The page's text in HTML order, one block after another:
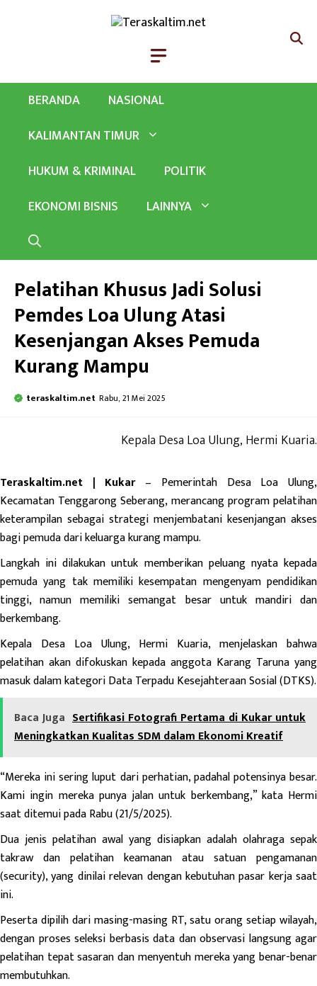
BERANDA
NASIONAL
KALIMANTAN TIMUR
HUKUM & KRIMINAL
POLITIK
EKONOMI BISNIS
LAINNYA
Pelatihan Khusus Jadi Solusi
Pemdes Loa Ulung Atasi
Kesenjangan Akses Pemuda
Kurang Mampu
teraskaltim.net Rabu, 21 Mei 2025
Kepala Desa Loa Ulung, Hermi Kuaria.
Teraskaltim.net | Kukar – Pemerintah Desa Loa Ulung,
Kecamatan Tenggarong Seberang, merancang program pelatihan
keterampilan sebagai strategi menjembatani kesenjangan akses
bagi pemuda dari keluarga kurang mampu.
Langkah ini dilakukan untuk memberikan peluang nyata kepada
pemuda yang tak memiliki kesempatan mengenyam pendidikan
tinggi, namun memiliki semangat besar untuk mandiri dan
berkembang.
Kepala Desa Loa Ulung, Hermi Kuaria, menjelaskan bahwa
pelatihan akan difokuskan kepada anggota Karang Taruna yang
masuk dalam kategori Data Terpadu Kesejahteraan Sosial (DTKS).
Baca Juga Sertifikasi Fotografi Pertama di Kukar untuk
Meningkatkan Kualitas SDM dalam Ekonomi Kreatif
“Mereka ini sering luput dari perhatian, padahal potensinya besar.
Kami ingin mereka punya jalan untuk berkembang,” kata Hermi
saat ditemui pada Rabu (21/5/2025).
Dua jenis pelatihan awal yang disiapkan adalah olahraga sepak
takraw dan pelatihan keamanan atau satuan pengamanan
(security), yang dinilai relevan dengan kebutuhan pasar kerja saat
ini.
Peserta dipilih dari masing-masing RT, satu orang setiap wilayah,
dengan proses seleksi berbasis data dan observasi langsung agar
pelatihan tepat sasaran dan menyentuh mereka yang benar-benar
membutuhkan.